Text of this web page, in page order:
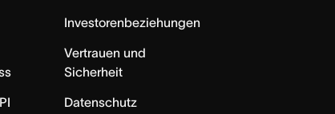
Investorenbeziehungen
Vertrauen und
Sicherheit
Datenschutz